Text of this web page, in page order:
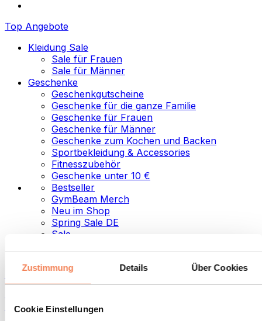
Zustimmung Details Über Cookies
Cookie Einstellungen
Top Angebote
Kleidung Sale
Sale für Frauen
Sale für Männer
Geschenke
Geschenkgutscheine
Geschenke für die ganze Familie
Geschenke für Frauen
Geschenke für Männer
Geschenke zum Kochen und Backen
Sportbekleidung & Accessories
Fitnesszubehör
Geschenke unter 10 €
Bestseller
GymBeam Merch
Neu im Shop
Spring Sale DE
Sale
Kategorien
Lebensmittel
Nüsse